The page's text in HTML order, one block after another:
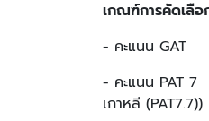
เกณฑ์การคัดเลือ
- คะแนน
- คะแนน
เกาหลี (PAT7.7))